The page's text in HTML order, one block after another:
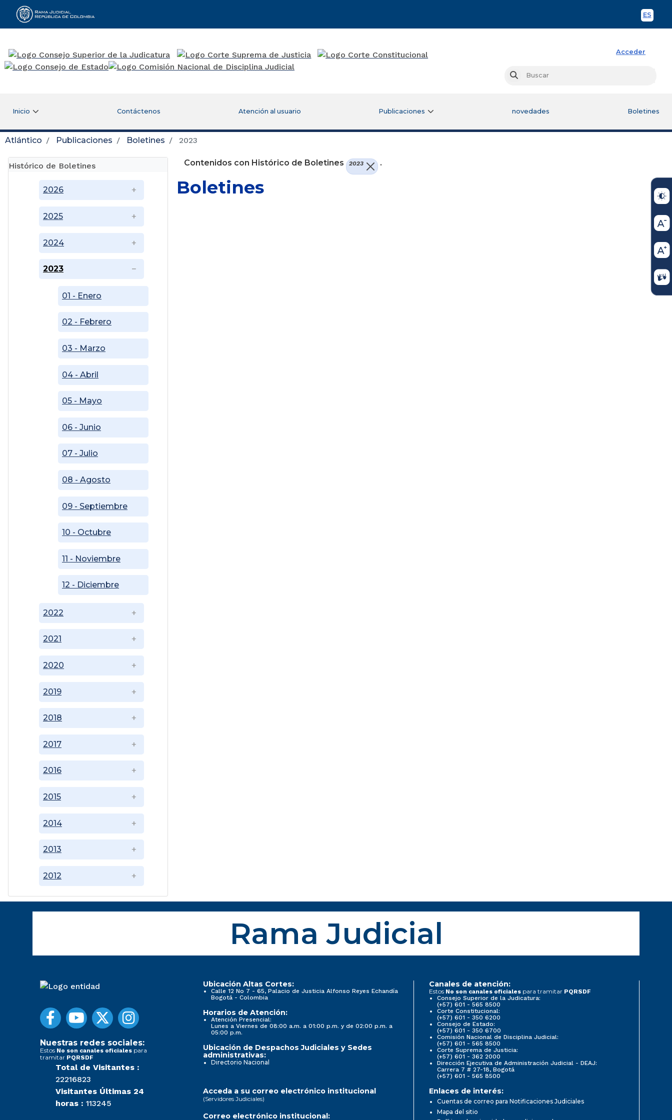
ES
Rama Judicial
Acceder
Buscar
Inicio Contáctenos Atención al usuario Publicaciones novedades Boletines
Atlántico Publicaciones Boletines 2023
Histórico de Boletines
2012
2013
2014
2015
2016
2017
2018
2019
2020
2021
2022
2023
01 - Enero
02 - Febrero
03 - Marzo
04 - Abril
05 - Mayo
06 - Junio
07 - Julio
08 - Agosto
09 - Septiembre
10 - Octubre
11 - Noviembre
12 - Diciembre
2024
2025
2026
Contenidos con Histórico de Boletines 2023 .
Boletines
Rama Judicial
Nuestras redes sociales:
Estos No son canales oficiales para
tramitar PQRSDF
Total de Visitantes :
22216823
Visitantes Últimas 24
horas : 113245
Ubicación Altas Cortes:
Calle 12 No 7 - 65, Palacio de Justicia Alfonso Reyes Echandía
Bogotá - Colombia
Horarios de Atención:
Atención Presencial:
Lunes a Viernes de 08:00 a.m. a 01:00 p.m. y de 02:00 p.m. a
05:00 p.m.
Ubicación de Despachos Judiciales y Sedes
administrativas:
Directorio Nacional
Canales de atención:
Estos No son canales oficiales para tramitar PQRSDF
Consejo Superior de la Judicatura:
(+57) 601 - 565 8500
Corte Constitucional:
(+57) 601 - 350 6200
Consejo de Estado:
(+57) 601 - 350 6700
Comisión Nacional de Disciplina Judicial:
(+57) 601 - 565 8500
Corte Suprema de Justicia:
(+57) 601 - 362 2000
Dirección Ejecutiva de Administración Judicial - DEAJ:
Carrera 7 # 27-18, Bogotá
(+57) 601 - 565 8500
Acceda a su correo electrónico institucional
(Servidores Judiciales)
Correo electrónico institucional:
Enlaces de interés:
Cuentas de correo para Notificaciones Judiciales
Mapa del sitio